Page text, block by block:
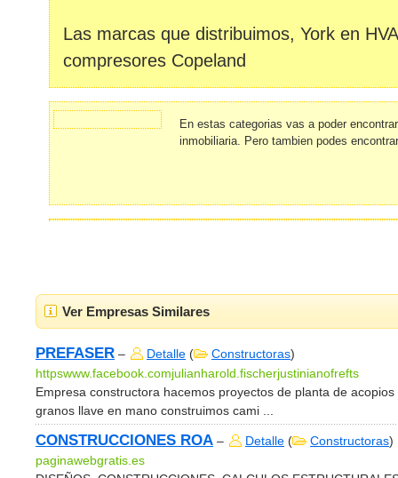
Las marcas que distribuimos, York en
compresores Copeland
En estas categorias vas a poder
inmobiliaria. Pero tambien podes
Ver Empresas Similares
PREFASER – Detalle ( Constructoras)
httpswww.facebook.comjulianharold.fischerjustinianofrefts
Empresa constructora hacemos proyectos de planta de acopios
granos llave en mano construimos cami ...
CONSTRUCCIONES ROA – Detalle ( Constructoras)
paginawebgratis.es